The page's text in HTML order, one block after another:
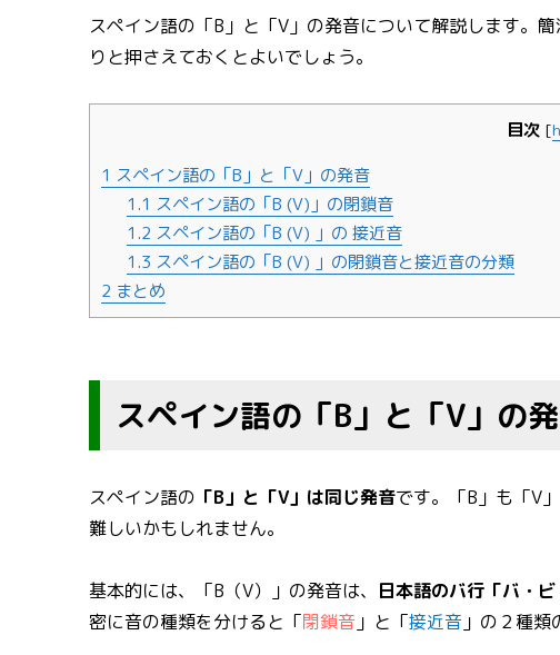
スペイン語の「B」と「V」の発音について解説します。
りと押さえておくとよいでしょう。
目次 [
1 スペイン語の「B」と「V」の発音
1.1 スペイン語の「B (V)」の閉鎖音
1.2 スペイン語の「B (V) 」の 接近音
1.3 スペイン語の「B (V) 」の閉鎖音と接近音の分類
2 まとめ
スペイン語の「B」と「V」の
スペイン語の 「B」と「V」は同じ発音です。「B」も「V
難しいかもしれません。
基本的には、「B（V）」の発音は、 日本語のバ行「バ・ビ
密に音の種類を分けると「閉鎖音 」と「接近音 」の２種類